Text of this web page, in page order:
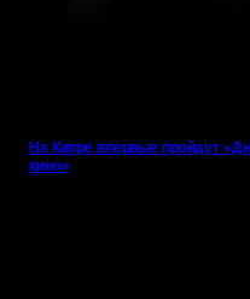
На Кипре впервые пройдут
кино»